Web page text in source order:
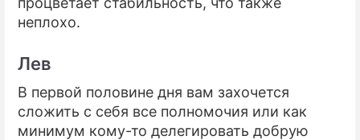
неплохо.
Лев
В первой половине дня вам захочется
сложить с себя все полномочия или как
минимум кому-то делегировать добрую